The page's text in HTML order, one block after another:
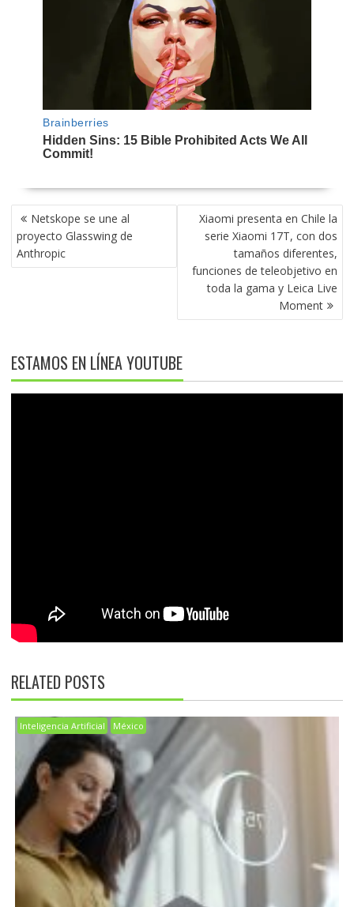
NAVEGACIÓN
DE
ENTRADAS
Netskope se une al
proyecto Glasswing de
Anthropic
Xiaomi presenta en Chile la
serie Xiaomi 17T, con dos
tamaños diferentes,
funciones de teleobjetivo en
toda la gama y Leica Live
Moment
ESTAMOS EN LÍNEA YOUTUBE
RELATED POSTS
Inteligencia Artificial México